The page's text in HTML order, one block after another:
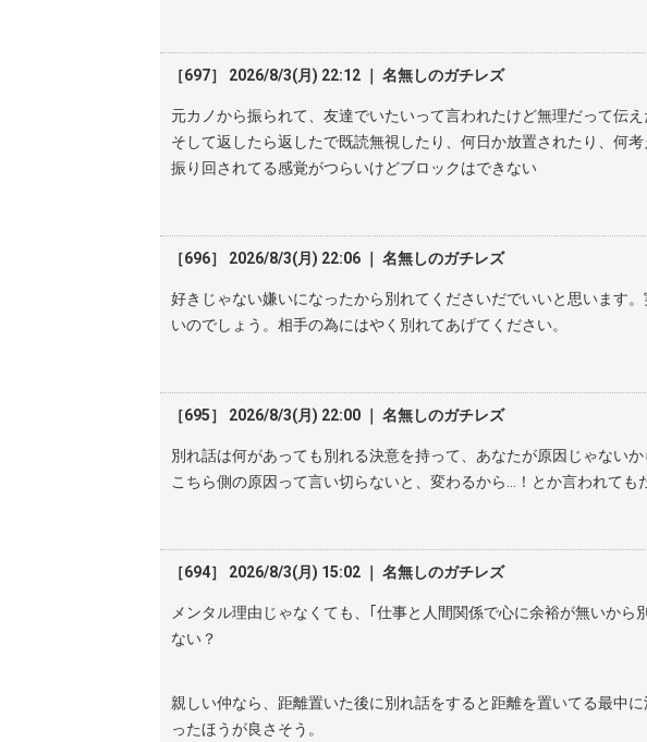
［697］ 2026/8/3(月) 22:12 ｜ 名無しのガチレズ
元カノから振られて、友達でいたいって言われたけど無理だって伝
そして返したら返したで既読無視したり、何日か放置されたり、何
振り回されてる感覚がつらいけどブロックはできない
［696］ 2026/8/3(月) 22:06 ｜ 名無しのガチレズ
好きじゃない嫌いになったから別れてくださいだでいいと思います
いのでしょう。相手の為にはやく別れてあげてください。
［695］ 2026/8/3(月) 22:00 ｜ 名無しのガチレズ
別れ話は何があっても別れる決意を持って、あなたが原因じゃない
こちら側の原因って言い切らないと、変わるから…！とか言われても
［694］ 2026/8/3(月) 15:02 ｜ 名無しのガチレズ
メンタル理由じゃなくても、｢仕事と人間関係で心に余裕が無いから
ない？
親しい仲なら、距離置いた後に別れ話をすると距離を置いてる最中
ったほうが良さそう。